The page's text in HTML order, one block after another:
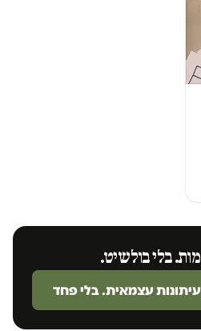
בלי בולשיט.
עצמאית. בלי פחד